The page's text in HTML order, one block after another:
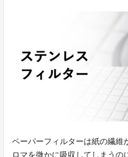
ペーパーフィルターは紙の繊維
ロマを微かに吸収してしまうの